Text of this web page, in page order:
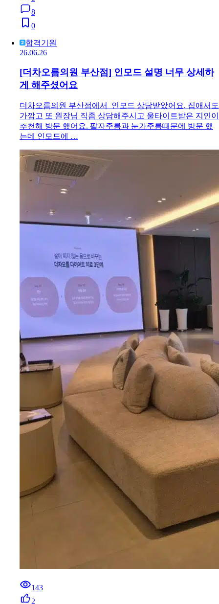
합격기원
26.06.26
[더차오름의원 부산점] 인모드 설명 너무 상세하
게 해주셨어요
더차오름의원 부산점에서 인모드 상담받았어요. 집애서도
가깝고 또 원장님 직좁 상담해주시고 울타이트받은 지인이
추천해 방문 했어요. 팔자주름과 눈가주름때문에 방문 했
는데 인모드에 …